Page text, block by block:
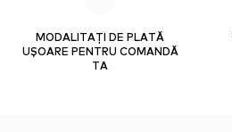
MODALITAȚI DE PLATĂ
UȘOARE PENTRU COMANDĂ
TA